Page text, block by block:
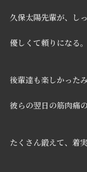
久保太陽先輩が、し
優しくて頼りになる。
後輩達も楽しかったみ
彼らの翌日の筋肉痛
たくさん鍛えて、着